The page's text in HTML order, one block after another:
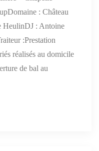
: Château
HeulinDJ : Antoine
:Prestation
réalisés au domicile
de bal au